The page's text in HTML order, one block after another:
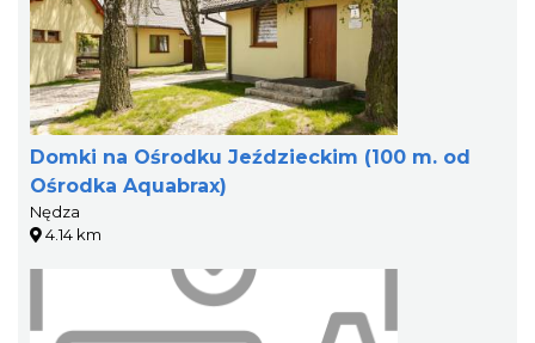
Domki na Ośrodku Jeździeckim (100 m. od
Ośrodka Aquabrax)
Nędza
4.14 km